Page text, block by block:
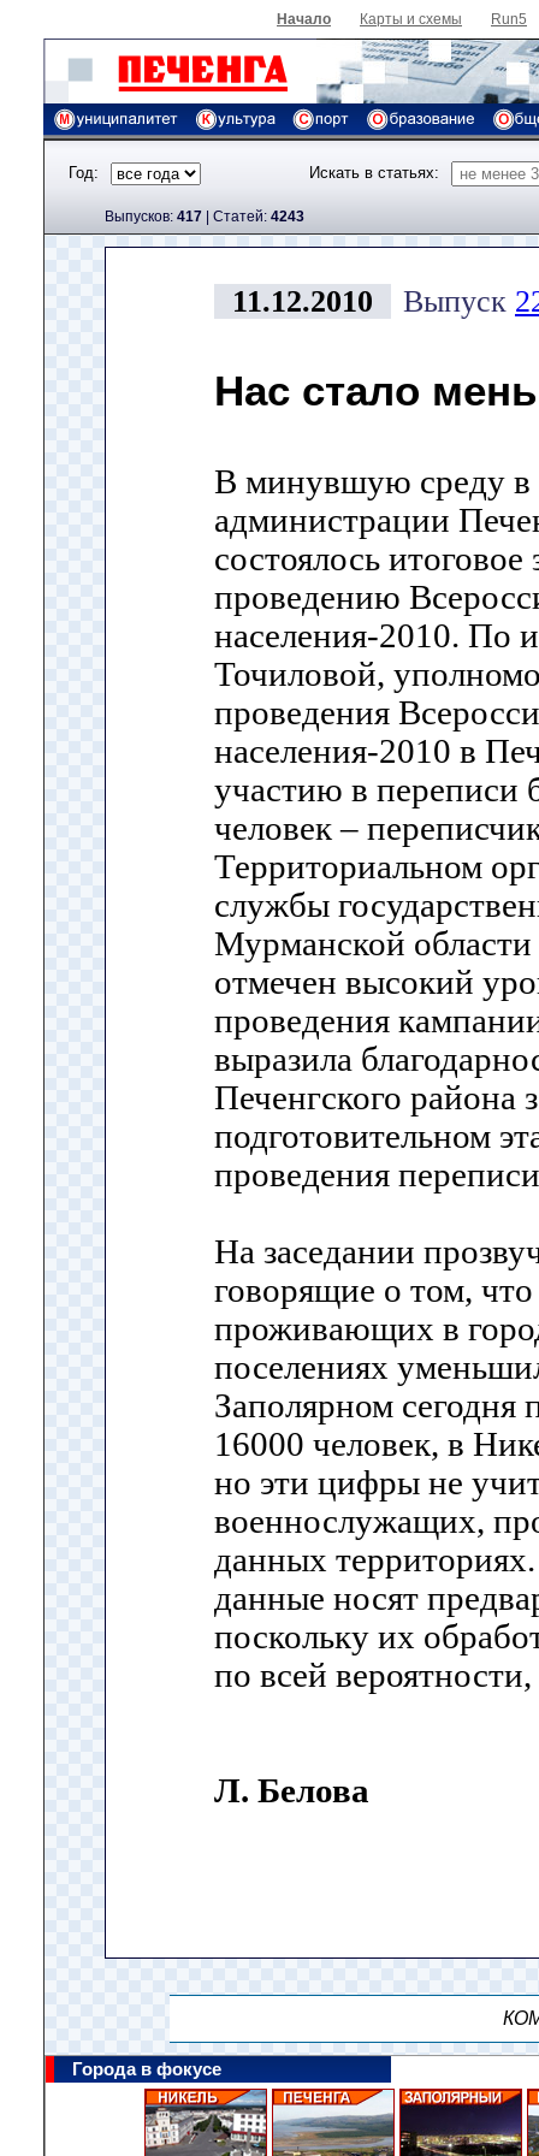
Начало Карты и схемы Run5
Год: Искать в статьях:
Выпусков: 417 | Cтатей: 4243
11.12.2010 Выпуск
Нас стало
В минувшую среду в
администрации
состоялось
проведению
населения-2010.
Точиловой,
проведения
населения-2010 в
участию в переписи
человек –
Территориальном
службы
Мурманской
отмечен высокий
проведения
выразила
Печенгского района
подготовительном
проведения
На заседании
говорящие о том,
проживающих в
поселениях
Заполярном сегодня
16000 человек, в
но эти цифры не
военнослужащих,
данных
данные носят
поскольку их
по всей
Л. Белова
Города в фокусе